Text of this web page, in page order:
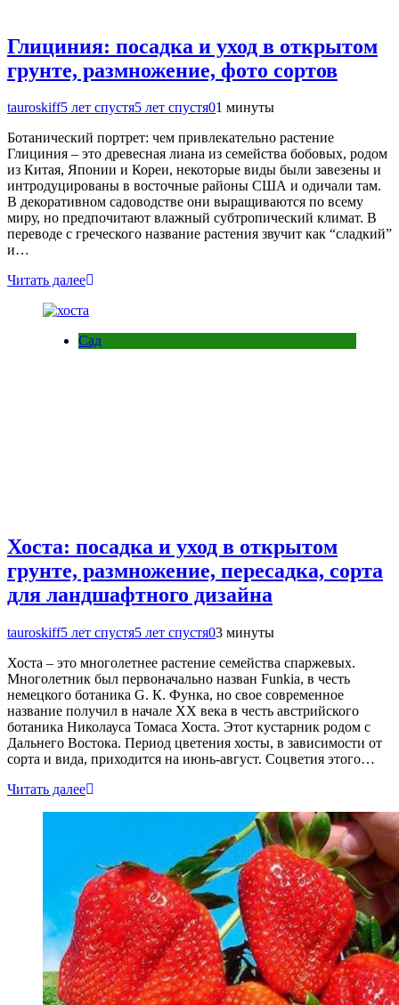
Глициния: посадка и уход в открытом
грунте, размножение, фото сортов
tauroskiff5 лет спустя5 лет спустя01 минуты
Ботанический портрет: чем привлекательно растение
Глициния – это древесная лиана из семейства бобовых, родом
из Китая, Японии и Кореи, некоторые виды были завезены и
интродуцированы в восточные районы США и одичали там.
В декоративном садоводстве они выращиваются по всему
миру, но предпочитают влажный субтропический климат. В
переводе с греческого название растения звучит как “сладкий”
и…
Читать далее
Сад
Хоста: посадка и уход в открытом
грунте, размножение, пересадка, сорта
для ландшафтного дизайна
tauroskiff5 лет спустя5 лет спустя03 минуты
Хоста – это многолетнее растение семейства спаржевых.
Многолетник был первоначально назван Funkia, в честь
немецкого ботаника G. К. Функа, но свое современное
название получил в начале XX века в честь австрийского
ботаника Николауса Томаса Хоста. Этот кустарник родом с
Дальнего Востока. Период цветения хосты, в зависимости от
сорта и вида, приходится на июнь-август. Соцветия этого…
Читать далее